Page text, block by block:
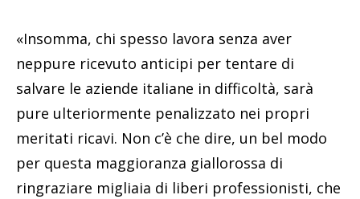
«Insomma, chi spesso lavora senza aver
neppure ricevuto anticipi per tentare di
salvare le aziende italiane in difficoltà, sarà
pure ulteriormente penalizzato nei propri
meritati ricavi. Non c’è che dire, un bel modo
per questa maggioranza giallorossa di
ringraziare migliaia di liberi professionisti, che